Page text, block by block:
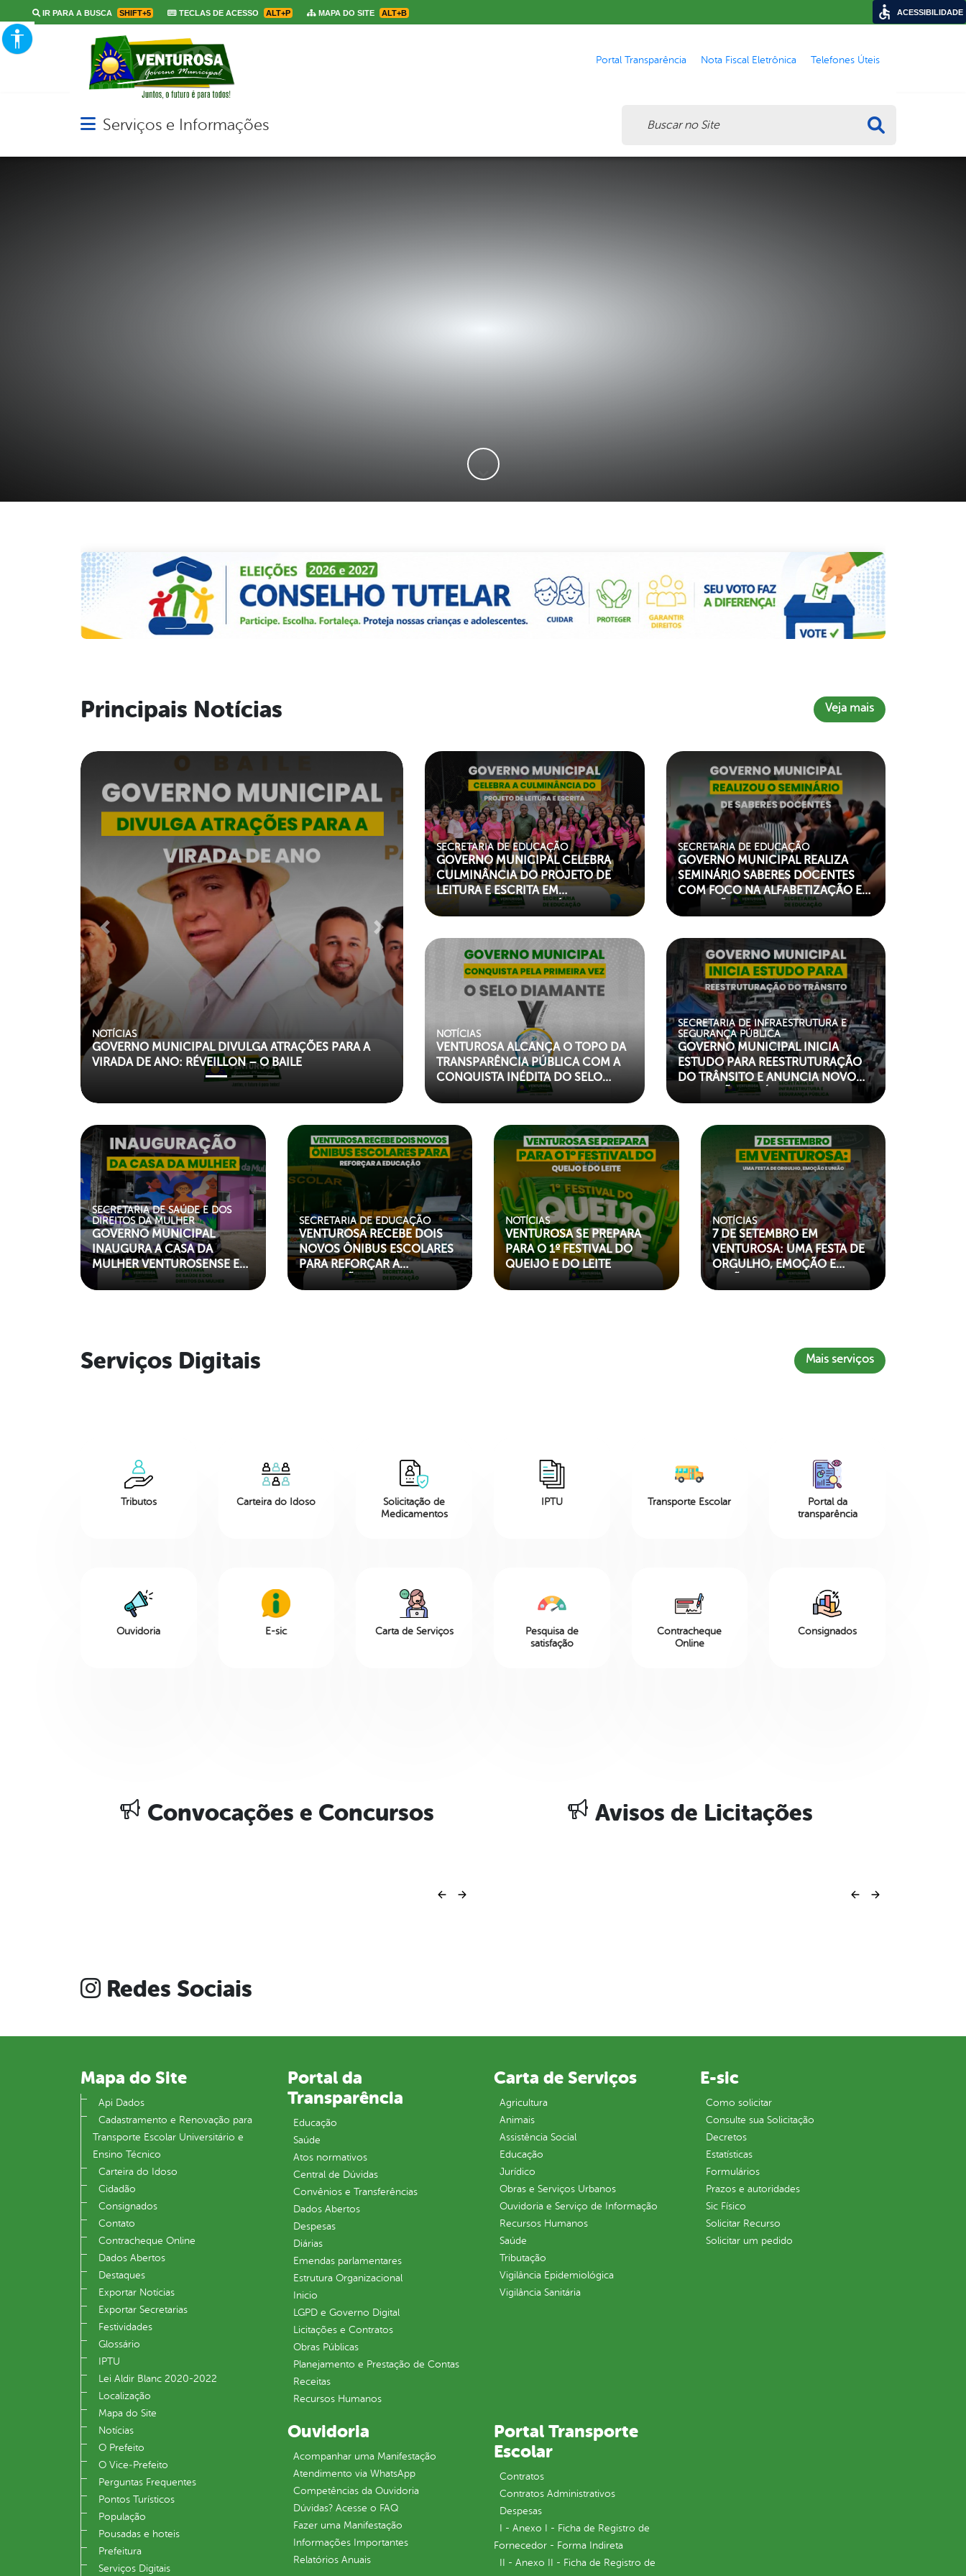
IR PARA A BUSCA SHIFT+5 TECLAS DE ACESSO ALT+P MAPA DO SITE ALT+B
Portal Transparência Nota Fiscal Eletrônica Telefones Úteis
Abrir menu principal de navegação
Serviços e Informações
Principais Notícias Veja mais
Previous Next
SECRETARIA DE EDUCAÇÃO
COM LINDAS FESTAS, GOVERNO MUNICIPAL REALIZA
AS FORMATURAS DOS ALUNOS DO MUNICÍPIO
SECRETARIA DE EDUCAÇÃO
GOVERNO MUNICIPAL CELEBRA
CULMINÂNCIA DO PROJETO DE
LEITURA E ESCRITA EM
HOMENAGEM A MAURÍCIO DE
SOUSA
SECRETARIA DE EDUCAÇÃO
GOVERNO MUNICIPAL REALIZA
SEMINÁRIO SABERES DOCENTES
COM FOCO NA ALFABETIZAÇÃO E
INCLUSÃO
NOTÍCIAS
VENTUROSA ALCANÇA O TOPO DA
TRANSPARÊNCIA PÚBLICA COM A
CONQUISTA INÉDITA DO SELO
SECRETARIA DE INFRAESTRUTURA E
SEGURANÇA PÚBLICA
GOVERNO MUNICIPAL INICIA
ESTUDO PARA REESTRUTURAÇÃO
DO TRÂNSITO E ANUNCIA NOVO
CALÇADÃO EM ÁREA CENTRAL DE
VENTUROSA
"left my-paroller">
SECRETARIA DE SAÚDE E DOS
DIREITOS DA MULHER
GOVERNO MUNICIPAL
INAUGURA A CASA DA
MULHER VENTUROSENSE E
ENTREGA DUAS NOVAS
VIATURAS NO DIA
"left my-paroller">
SECRETARIA DE EDUCAÇÃO
VENTUROSA RECEBE DOIS
NOVOS ÔNIBUS ESCOLARES
PARA REFORÇAR A
EDUCAÇÃO
"left my-paroller">
NOTÍCIAS
VENTUROSA SE PREPARA
PARA O 1º FESTIVAL DO
QUEIJO E DO LEITE
"left my-paroller">
NOTÍCIAS
7 DE SETEMBRO EM
VENTUROSA: UMA FESTA DE
ORGULHO, EMOÇÃO E
UNIÃO
Serviços Digitais Mais serviços
Tributos Carteira do Idoso
Solicitação de
Medicamentos
IPTU Transporte Escolar
Portal da
transparência
Ouvidoria E-sic Carta de Serviços
Pesquisa de
satisfação
Contracheque
Online
Consignados
Convocações e Concursos Avisos de Licitações
Redes Sociais
Mapa do Site
Api Dados
Cadastramento e Renovação para
Transporte Escolar Universitário e
Ensino Técnico
Carteira do Idoso
Cidadão
Consignados
Contato
Contracheque Online
Dados Abertos
Destaques
Exportar Notícias
Exportar Secretarias
Festividades
Glossário
IPTU
Lei Aldir Blanc 2020-2022
Localização
Mapa do Site
Notícias
O Prefeito
O Vice‐Prefeito
Perguntas Frequentes
Pontos Turísticos
População
Pousadas e hoteis
Prefeitura
Serviços Digitais
Portal da
Transparência
Educação
Saúde
Atos normativos
Central de Dúvidas
Convênios e Transferências
Dados Abertos
Despesas
Diárias
Emendas parlamentares
Estrutura Organizacional
Inicio
LGPD e Governo Digital
Licitações e Contratos
Obras Públicas
Planejamento e Prestação de Contas
Receitas
Recursos Humanos
Carta de Serviços
Agricultura
Animais
Assistência Social
Educação
Jurídico
Obras e Serviços Urbanos
Ouvidoria e Serviço de Informação
Recursos Humanos
Saúde
Tributação
Vigilância Epidemiológica
Vigilância Sanitária
E-sic
Como solicitar
Consulte sua Solicitação
Decretos
Estatísticas
Formulários
Prazos e autoridades
Sic Físico
Solicitar Recurso
Solicitar um pedido
Ouvidoria
Acompanhar uma Manifestação
Atendimento via WhatsApp
Competências da Ouvidoria
Dúvidas? Acesse o FAQ
Fazer uma Manifestação
Informações Importantes
Relatórios Anuais
Portal Transporte
Escolar
Contratos
Contratos Administrativos
Despesas
I - Anexo I - Ficha de Registro de
Fornecedor - Forma Indireta
II - Anexo II - Ficha de Registro de
ACESSIBILIDADE